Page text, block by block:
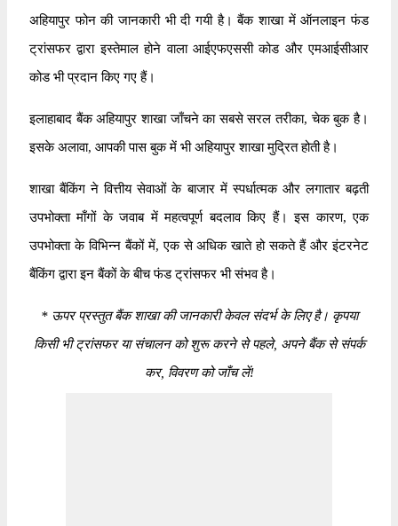
अहियापुर फोन की जानकारी भी दी गयी है। बैंक शाखा में ऑनलाइन फंड
ट्रांसफर द्वारा इस्तेमाल होने वाला आईएफएससी कोड और एमआईसीआर
कोड भी प्रदान किए गए हैं।
इलाहाबाद बैंक अहियापुर शाखा जाँचने का सबसे सरल तरीका, चेक बुक है।
इसके अलावा, आपकी पास बुक में भी अहियापुर शाखा मुद्रित होती है।
शाखा बैंकिंग ने वित्तीय सेवाओं के बाजार में स्पर्धात्मक और लगातार बढ़ती
उपभोक्ता माँगों के जवाब में महत्वपूर्ण बदलाव किए हैं। इस कारण, एक
उपभोक्ता के विभिन्न बैंकों में, एक से अधिक खाते हो सकते हैं और इंटरनेट
बैंकिंग द्वारा इन बैंकों के बीच फंड ट्रांसफर भी संभव है।
*ऊपर प्रस्तुत बैंक शाखा की जानकारी केवल संदर्भ के लिए है। कृपया
किसी भी ट्रांसफर या संचालन को शुरू करने से पहले, अपने बैंक से संपर्क
कर, विवरण को जाँच लें!